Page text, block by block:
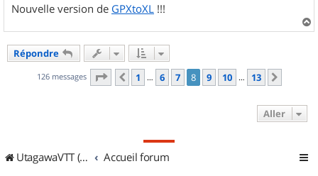
Nouvelle version de GPXtoXL !!!
a
Répondre
126 messages Page 8sur 13
Précédent
1 … 6 7 8 9 10 … 13
Aller
UtagawaVTT (Randos VTT et VTTAE avec traces GPS) Accueil forum